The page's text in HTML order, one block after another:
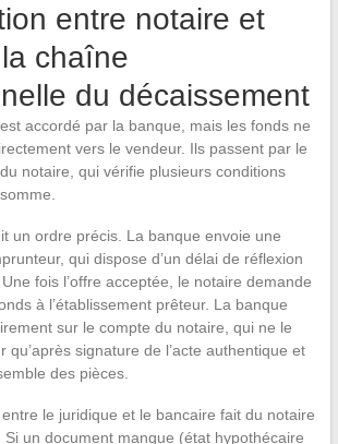
entre notaire et
chaîne
du décaissement
accordé par la banque, mais les fonds ne
vers le vendeur. Ils passent par le
notaire, qui vérifie plusieurs conditions
un ordre précis. La banque envoie une
qui dispose d’un délai de réflexion
fois l’offre acceptée, le notaire demande
à l’établissement prêteur. La banque
sur le compte du notaire, qui ne le
qu’après signature de l’acte authentique et
des pièces.
entre le juridique et le bancaire fait du notaire
Si un document manque (état hypothécaire